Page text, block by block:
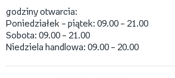
godziny otwarcia:
Poniedziałek – piątek: 09.00 – 21.00
Sobota: 09.00 – 21.00
Niedziela handlowa: 09.00 – 20.00